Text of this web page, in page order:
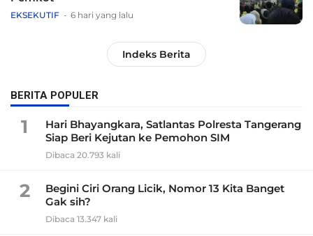
EKSEKUTIF 6 hari yang lalu
Indeks Berita
BERITA POPULER
1
Hari Bhayangkara, Satlantas Polresta Tangerang
Siap Beri Kejutan ke Pemohon SIM
Dibaca 20.793 kali
2
Begini Ciri Orang Licik, Nomor 13 Kita Banget
Gak sih?
Dibaca 13.347 kali